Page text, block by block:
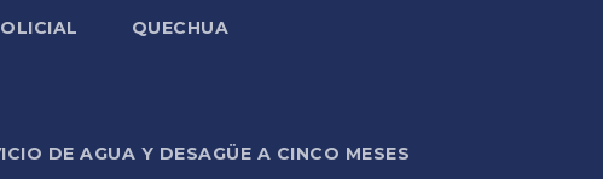
QUECHUA
DE AGUA Y DESAGÜE A CINCO MESES